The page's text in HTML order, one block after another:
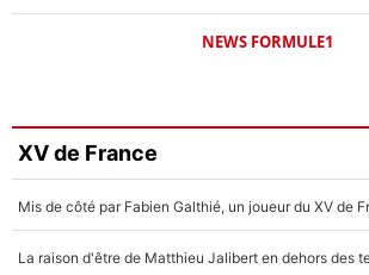
NEWS FORMULE1
XV de France